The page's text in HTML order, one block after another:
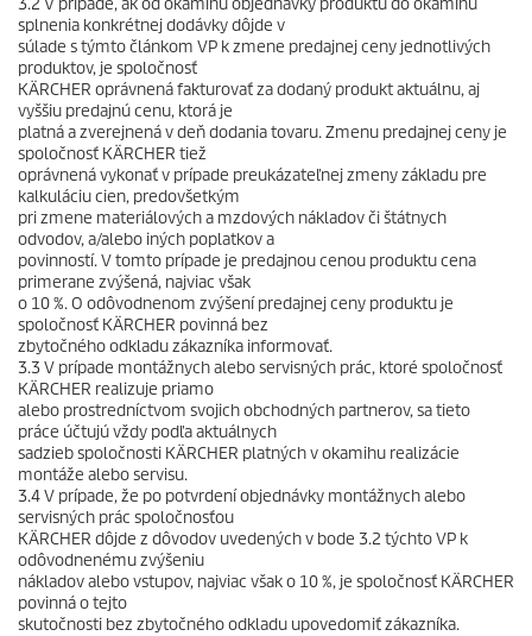
splnenia konkrétnej dodávky dôjde v
súlade s týmto článkom VP k zmene predajnej ceny jednotlivých
produktov, je spoločnosť
KÄRCHER oprávnená fakturovať za dodaný produkt aktuálnu, aj
vyššiu predajnú cenu, ktorá je
platná a zverejnená v deň dodania tovaru. Zmenu predajnej ceny je
spoločnosť KÄRCHER tiež
oprávnená vykonať v prípade preukázateľnej zmeny základu pre
kalkuláciu cien, predovšetkým
pri zmene materiálových a mzdových nákladov či štátnych
odvodov, a/alebo iných poplatkov a
povinností. V tomto prípade je predajnou cenou produktu cena
primerane zvýšená, najviac však
o 10 %. O odôvodnenom zvýšení predajnej ceny produktu je
spoločnosť KÄRCHER povinná bez
zbytočného odkladu zákazníka informovať.
3.3 V prípade montážnych alebo servisných prác, ktoré spoločnosť
KÄRCHER realizuje priamo
alebo prostredníctvom svojich obchodných partnerov, sa tieto
práce účtujú vždy podľa aktuálnych
sadzieb spoločnosti KÄRCHER platných v okamihu realizácie
montáže alebo servisu.
3.4 V prípade, že po potvrdení objednávky montážnych alebo
servisných prác spoločnosťou
KÄRCHER dôjde z dôvodov uvedených v bode 3.2 týchto VP k
odôvodnenému zvýšeniu
nákladov alebo vstupov, najviac však o 10 %, je spoločnosť KÄRCHER
povinná o tejto
skutočnosti bez zbytočného odkladu upovedomiť zákazníka.